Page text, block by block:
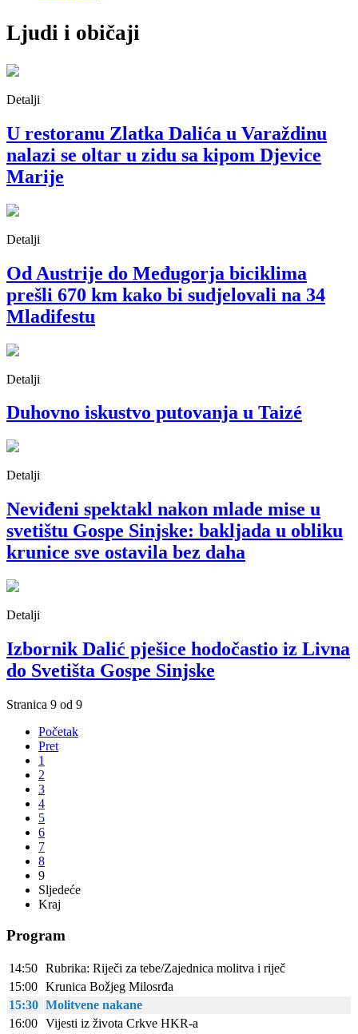
Ljudi i običaji
Detalji
U restoranu Zlatka Dalića u Varaždinu
nalazi se oltar u zidu sa kipom Djevice
Marije
Detalji
Od Austrije do Međugorja biciklima
prešli 670 km kako bi sudjelovali na 34
Mladifestu
Detalji
Duhovno iskustvo putovanja u Taizé
Detalji
Neviđeni spektakl nakon mlade mise u
svetištu Gospe Sinjske: bakljada u obliku
krunice sve ostavila bez daha
Detalji
Izbornik Dalić pješice hodočastio iz Livna
do Svetišta Gospe Sinjske
Stranica 9 od 9
Početak
Pret
1
2
3
4
5
6
7
8
9
Sljedeće
Kraj
Program
14:50 Rubrika: Riječi za tebe/Zajednica molitva i riječ
15:00 Krunica Božjeg Milosrđa
15:30 Molitvene nakane
16:00 Vijesti iz života Crkve HKR-a